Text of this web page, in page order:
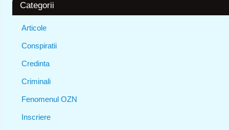
Categorii
Articole
Conspiratii
Credinta
Criminali
Fenomenul OZN
Inscriere